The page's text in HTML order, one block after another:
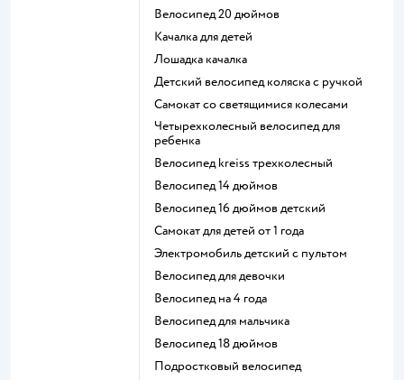
Велосипед 20 дюймов
Качалка для детей
Лошадка качалка
Детский велосипед коляска с ручкой
Самокат со светящимися колесами
Четырехколесный велосипед для
ребенка
Велосипед kreiss трехколесный
Велосипед 14 дюймов
Велосипед 16 дюймов детский
Самокат для детей от 1 года
Электромобиль детский с пультом
Велосипед для девочки
Велосипед на 4 года
Велосипед для мальчика
Велосипед 18 дюймов
Подростковый велосипед